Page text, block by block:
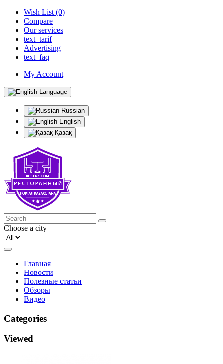
Wish List (0)
Compare
Our services
text_tarif
Advertising
text_faq
My Account
Language
Russian
English
Қазақ
Choose a city
Главная
Новости
Полезные статьи
Обзоры
Видео
Categories
Viewed